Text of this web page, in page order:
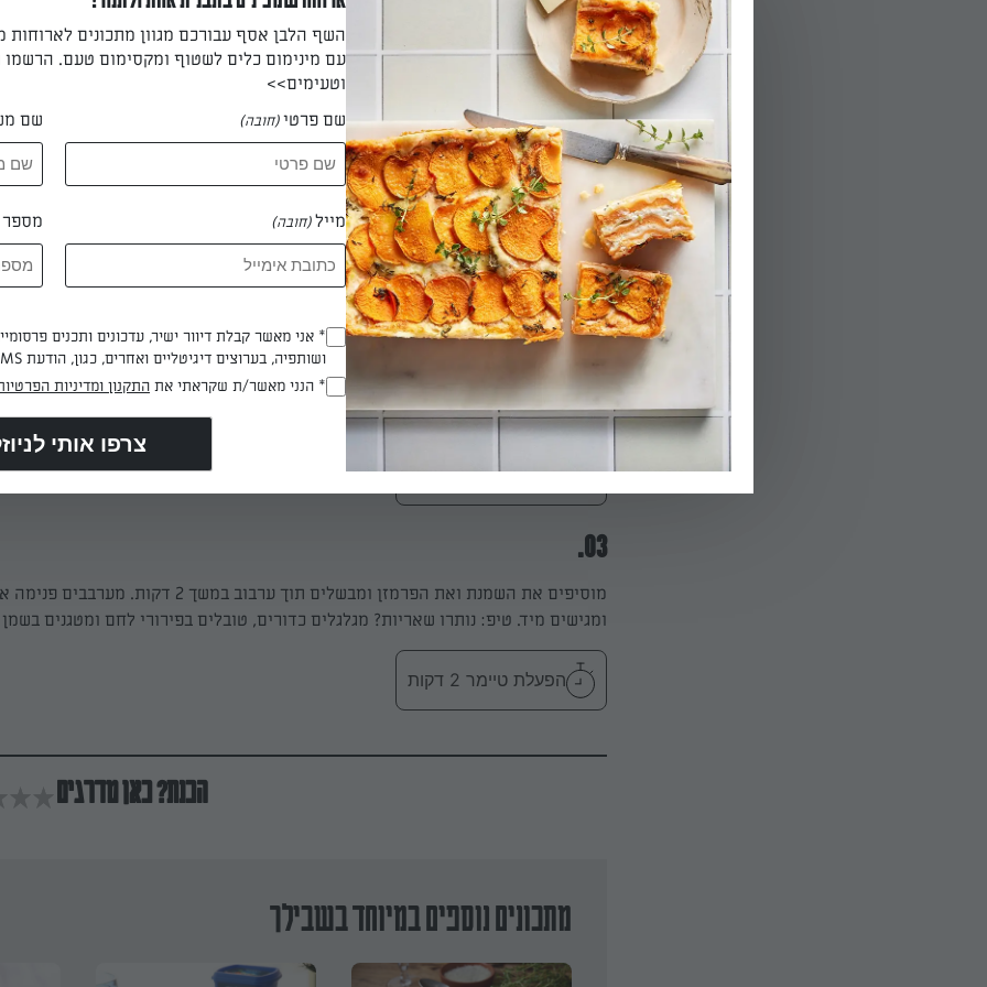
מכסים ומבשלים מעל להבה נמוכה במשך 10 דקות.
הפעלת טיימר 3 דקות
02.
מוסיפים את האורז ומערבבים מעל להבה בינונית במשך 2 דקות. מוסיפים את
ומבשלים עד שכל היין נספג באורז. מוסיפים ½ כוס ציר ומבשלים תוך ערבוב בכף עץ
בינונית־נמוכה עד שהנוזלים נספגים באורז (כדי לשמור על חום הציר מחממים אותו
נמוכה לצד סיר הריזוטו). מוסיפים עוד ½ כוס ציר וממשיכים לבשל תוך ערבוב תכוף עד
נספגים באורז. מוסיפים את חצי הכוס הבאה וממשיכים לבשל ולערבב. אם הציר נגמר
איננו מבושל דיו, מוסיפים מהמים הרותחים. מתבלים במלח ובפלפל במחצית השנייה
דקות. הריזוטו מוכן כשגרגרי האורז רכים אבל עדיין מוצקים לנגיסה (לא דייסתיים).
הפעלת טיימר 2 דקות
03.
מוסיפים את השמנת ואת הפרמזן ומבשלים תוך ערבוב במשך 2
ומגישים מיד. טיפ: נותרו שאריות? מגלגלים כדורים, טובלים בפירורי לחם ומטגנים
הפעלת טיימר 2 דקות
הכנת? כאן מדרגים
מתכונים נוספים במיוחד בשבילך
השף הלבן אסף עבורכם מגוון מתכונים
עם מינימום כלים לשטוף ומקסימום טעם. הרשמו
וטעימים>>
שם פרטי(חובה) שם
מייל(חובה) מספר
(חובה)
* אני מאשר קבלת דיוור ישיר, עדכונים ותכנים
ושותפיה, בערוצים דיגיטליים ואחרים, כגון, הודעת SMS וואטסאפ, מייל
(חובה)
* הנני מאשר/ת שקראתי את התקנון ומדיניות